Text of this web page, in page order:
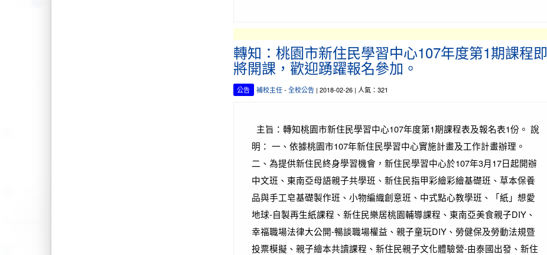
轉知：桃園市新住民學習中心107年度第1期課程即
將開課，歡迎踴躍報名參加。
公告 補校主任- 全校公告| 2018-02-26 | 人氣：321
主旨：轉知桃園市新住民學習中心107年度第1期課程表及報名表1份。 說
明： 一、依據桃園市107年新住民學習中心實施計畫及工作計畫辦理。
二、為提供新住民終身學習機會，新住民學習中心於107年3月17日起開辦
中文班、東南亞母語親子共學班、新住民指甲彩繪彩繪基礎班、草本保養
品與手工皂基礎製作班、小物編織創意班、中式點心教學班、「紙」想愛
地球-自製再生紙課程、新住民樂居桃園輔導課程、東南亞美食親子DIY、
幸福職場法律大公開-暢談職場權益、親子童玩DIY、勞健保及勞動法規暨
投票模擬、親子繪本共讀課程、新住民親子文化體驗營-由泰國出發、新住